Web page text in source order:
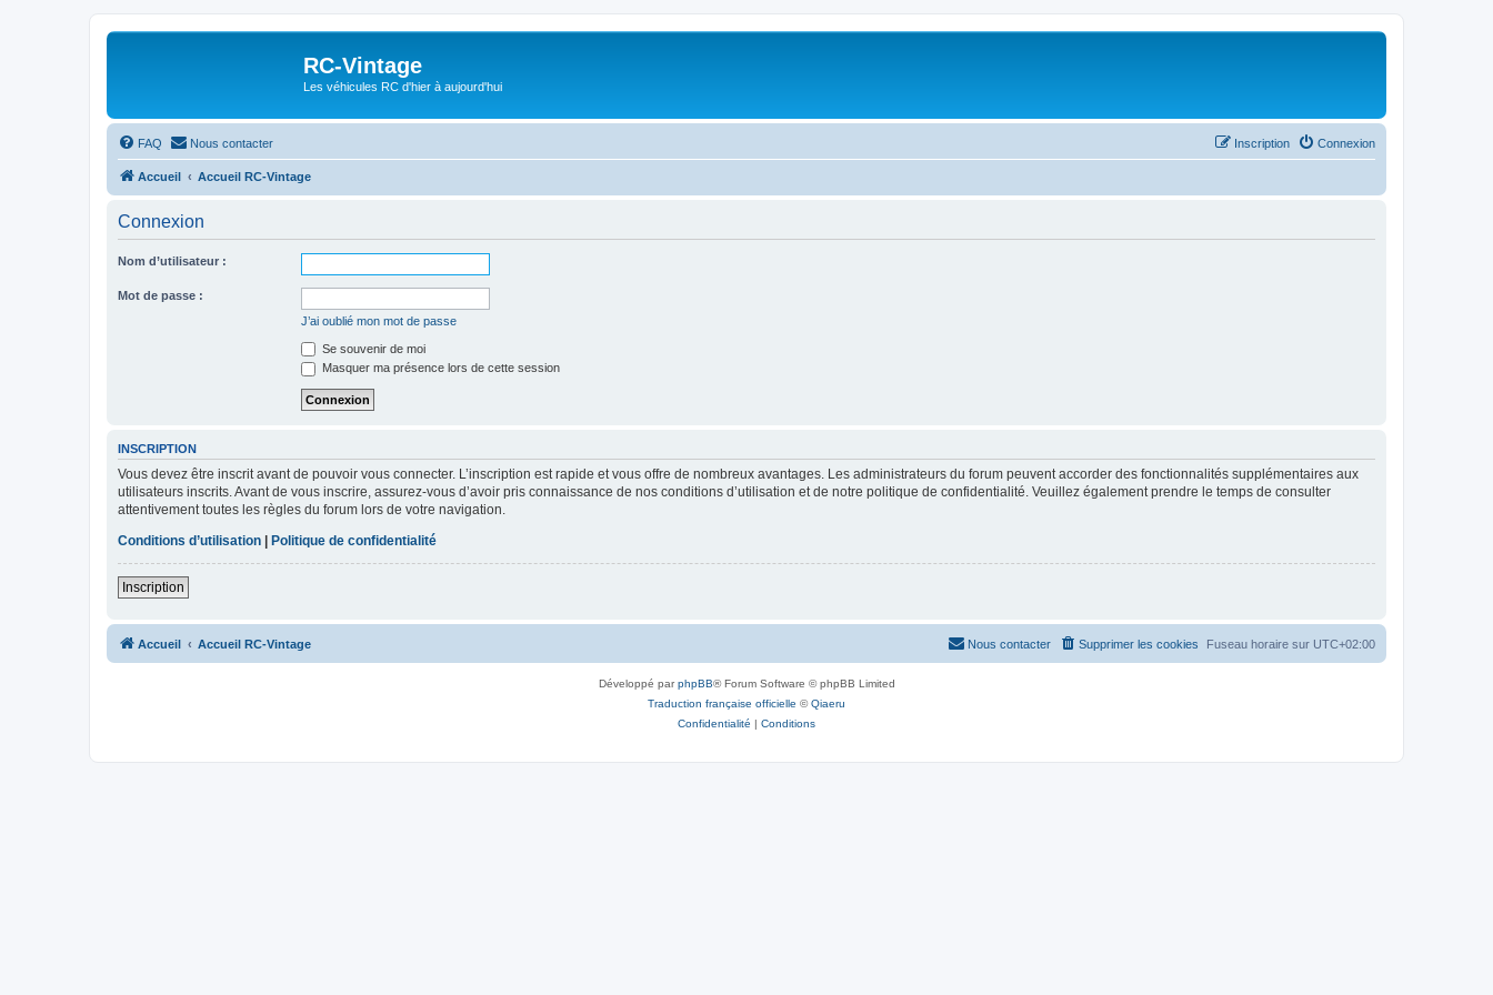
RC-Vintage
Les véhicules RC d'hier à aujourd'hui
FAQ Nous contacter Connexion
Inscription
Accueil Accueil RC-Vintage
Connexion
Nom d’utilisateur :
Mot de passe :
J’ai oublié mon mot de passe
Se souvenir de moi
Masquer ma présence lors de cette session
INSCRIPTION
Vous devez être inscrit avant de pouvoir vous connecter. L’inscription est rapide et vous offre de nombreux avantages. Les administrateurs du forum peuvent accorder des fonctionnalités supplémentaires aux
utilisateurs inscrits. Avant de vous inscrire, assurez-vous d’avoir pris connaissance de nos conditions d’utilisation et de notre politique de confidentialité. Veuillez également prendre le temps de consulter
attentivement toutes les règles du forum lors de votre navigation.
Conditions d’utilisation
Politique de confidentialité
Inscription
Accueil Accueil RC-Vintage Fuseau horaire sur UTC+02:00
Supprimer les cookies
Nous contacter
Développé parphpBB® Forum Software © phpBB Limited
Traduction française officielle ©Qiaeru
Confidentialité | Conditions